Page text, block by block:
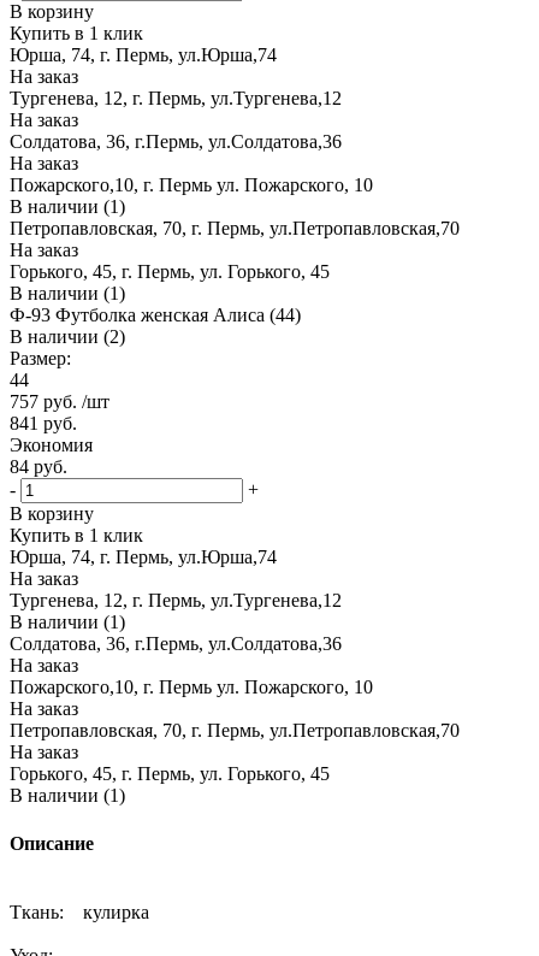
В корзину
Купить в 1 клик
Юрша, 74, г. Пермь, ул.Юрша,74
На заказ
Тургенева, 12, г. Пермь, ул.Тургенева,12
На заказ
Солдатова, 36, г.Пермь, ул.Солдатова,36
На заказ
Пожарского,10, г. Пермь ул. Пожарского, 10
В наличии (1)
Петропавловская, 70, г. Пермь, ул.Петропавловская,70
На заказ
Горького, 45, г. Пермь, ул. Горького, 45
В наличии (1)
Ф-93 Футболка женская Алиса (44)
В наличии (2)
Размер:
44
757 руб. /шт
841 руб.
Экономия
84 руб.
-
+
В корзину
Купить в 1 клик
Юрша, 74, г. Пермь, ул.Юрша,74
На заказ
Тургенева, 12, г. Пермь, ул.Тургенева,12
В наличии (1)
Солдатова, 36, г.Пермь, ул.Солдатова,36
На заказ
Пожарского,10, г. Пермь ул. Пожарского, 10
На заказ
Петропавловская, 70, г. Пермь, ул.Петропавловская,70
На заказ
Горького, 45, г. Пермь, ул. Горького, 45
В наличии (1)
Описание
Ткань: кулирка